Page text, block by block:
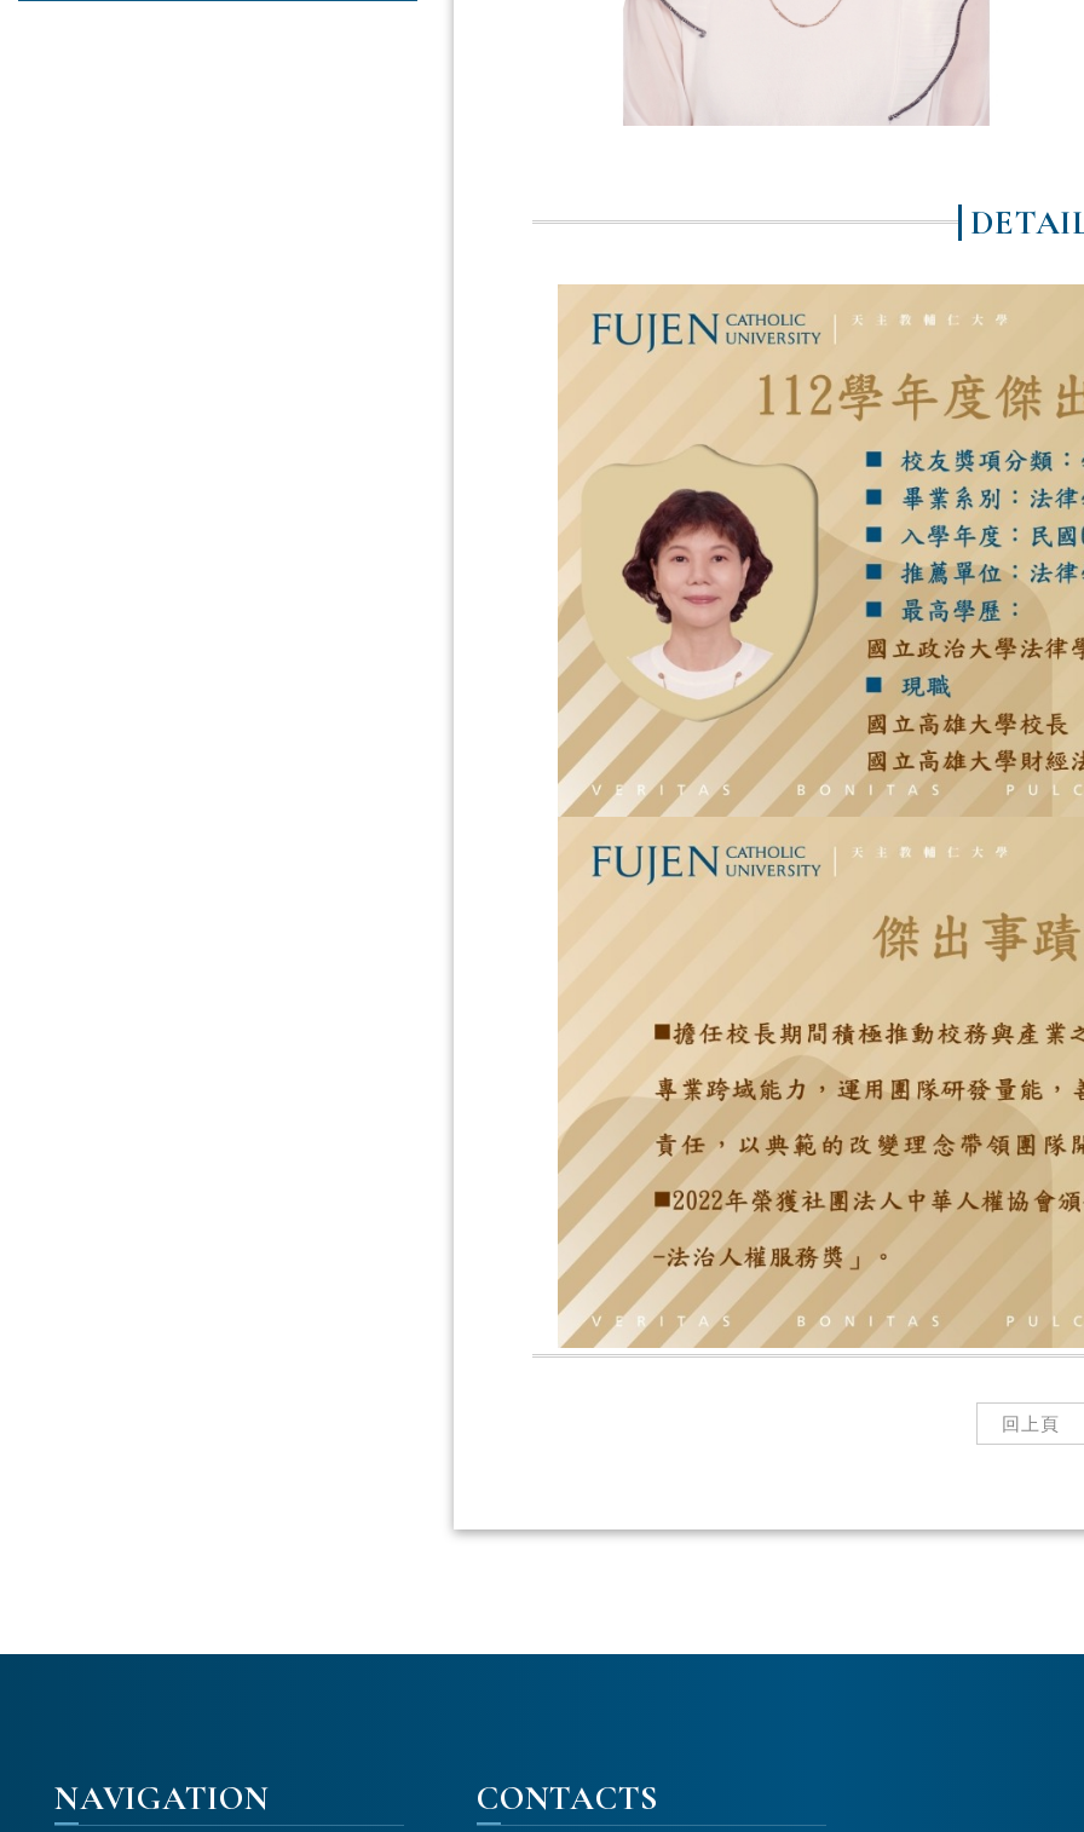
回上頁
NAVIGATION CONTACTS